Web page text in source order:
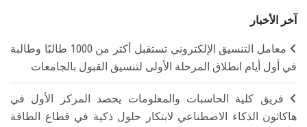
آخر الأخبار
معامل التنسيق الإلكتروني تستقبل أكثر من 1000 طالبًا وطالبة
في أول أيام انطلاق المرحلة الأولى لتنسيق القبول بالجامعات
فريق كلية الحاسبات والمعلومات يحصد المركز الأول في
هاكاثون الذكاء الاصطناعي لابتكار حلول ذكية في قطاع الطاقة